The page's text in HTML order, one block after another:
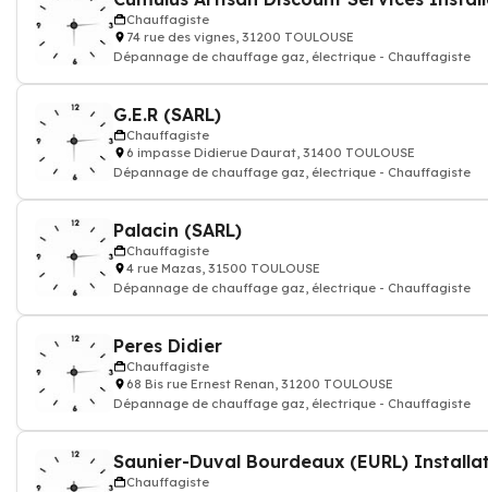
Chauffagiste
74 rue des vignes, 31200 TOULOUSE
Dépannage de chauffage gaz, électrique - Chauffagiste
G.E.R (SARL)
Chauffagiste
6 impasse Didierue Daurat, 31400 TOULOUSE
Dépannage de chauffage gaz, électrique - Chauffagiste
Palacin (SARL)
Chauffagiste
4 rue Mazas, 31500 TOULOUSE
Dépannage de chauffage gaz, électrique - Chauffagiste
Peres Didier
Chauffagiste
68 Bis rue Ernest Renan, 31200 TOULOUSE
Dépannage de chauffage gaz, électrique - Chauffagiste
Saunier-Duval Bourdeaux (EURL)
Chauffagiste